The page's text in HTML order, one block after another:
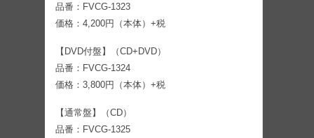
品番：FVCG-1323
価格：4,200円（本体）+税
【DVD付盤】（CD+DVD）
品番：FVCG-1324
価格：3,800円（本体）+税
【通常盤】（CD）
品番：FVCG-1325